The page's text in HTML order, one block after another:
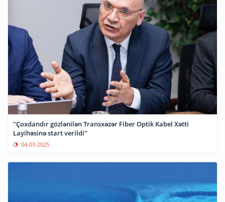
"Çoxdandır gözlənilən Transxəzər Fiber Optik Kabel Xətti
Layihəsinə start verildi"
04-03-2025